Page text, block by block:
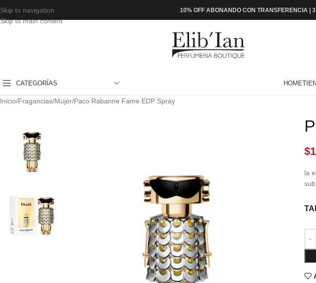
Skip to navigation
Skip to main content
10% OFF ABONANDO CON TRANSFERENCIA |
CATEGORÍAS HOME
Inicio Fragancias Mujer Paco Rabanne Fame EDP Spray
$
la